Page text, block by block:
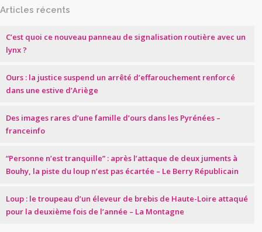
Articles récents
C’est quoi ce nouveau panneau de signalisation routière avec un
lynx ?
Ours : la justice suspend un arrêté d’effarouchement renforcé
dans une estive d’Ariège
Des images rares d’une famille d’ours dans les Pyrénées –
franceinfo
“Personne n’est tranquille” : après l’attaque de deux juments à
Bouhy, la piste du loup n’est pas écartée – Le Berry Républicain
Loup : le troupeau d’un éleveur de brebis de Haute-Loire attaqué
pour la deuxième fois de l’année – La Montagne